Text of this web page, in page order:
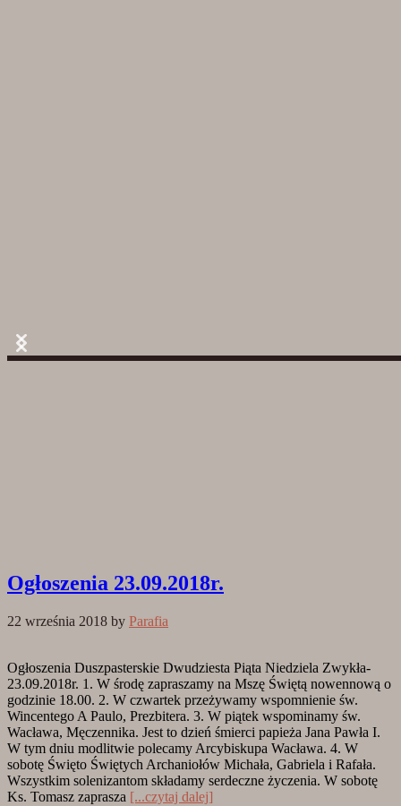
Ogłoszenia 23.09.2018r.
22 września 2018 by Parafia
Ogłoszenia Duszpasterskie Dwudziesta Piąta Niedziela Zwykła-
23.09.2018r. 1. W środę zapraszamy na Mszę Świętą nowennową o
godzinie 18.00. 2. W czwartek przeżywamy wspomnienie św.
Wincentego A Paulo, Prezbitera. 3. W piątek wspominamy św.
Wacława, Męczennika. Jest to dzień śmierci papieża Jana Pawła I.
W tym dniu modlitwie polecamy Arcybiskupa Wacława. 4. W
sobotę Święto Świętych Archaniołów Michała, Gabriela i Rafała.
Wszystkim solenizantom składamy serdeczne życzenia. W sobotę
Ks. Tomasz zaprasza [...czytaj dalej]